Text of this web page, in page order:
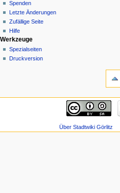
Spenden
Letzte Änderungen
Zufällige Seite
Hilfe
Werkzeuge
Spezialseiten
Druckversion
Über Stadtwiki Görlitz